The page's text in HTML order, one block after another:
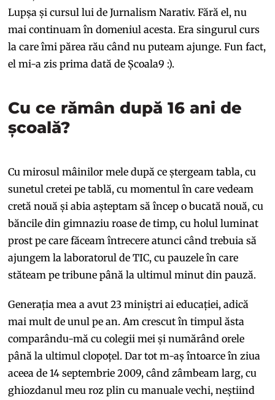
Lupșa și cursul lui de Jurnalism Narativ. Fără el, nu
mai continuam în domeniul acesta. Era singurul curs
la care îmi părea rău când nu puteam ajunge. Fun fact,
el mi-a zis prima dată de Școala9 :).
Cu ce rămân după 16 ani de
școală?
Cu mirosul mâinilor mele după ce ștergeam tabla, cu
sunetul cretei pe tablă, cu momentul în care vedeam
cretă nouă și abia așteptam să încep o bucată nouă, cu
băncile din gimnaziu roase de timp, cu holul luminat
prost pe care făceam întrecere atunci când trebuia să
ajungem la laboratorul de TIC, cu pauzele în care
stăteam pe tribune până la ultimul minut din pauză.
Generația mea a avut 23 miniștri ai educației, adică
mai mult de unul pe an. Am crescut în timpul ăsta
comparându-mă cu colegii mei și numărând orele
până la ultimul clopoțel. Dar tot m-aș întoarce în ziua
aceea de 14 septembrie 2009, când zâmbeam larg, cu
ghiozdanul meu roz plin cu manuale vechi, neștiind